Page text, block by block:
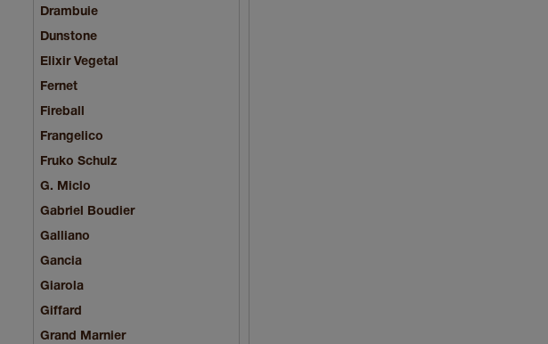
Drambuie
Dunstone
Elixir Vegetal
Fernet
Fireball
Frangelico
Fruko Schulz
G. Miclo
Gabriel Boudier
Galliano
Gancia
Giarola
Giffard
Grand Marnier